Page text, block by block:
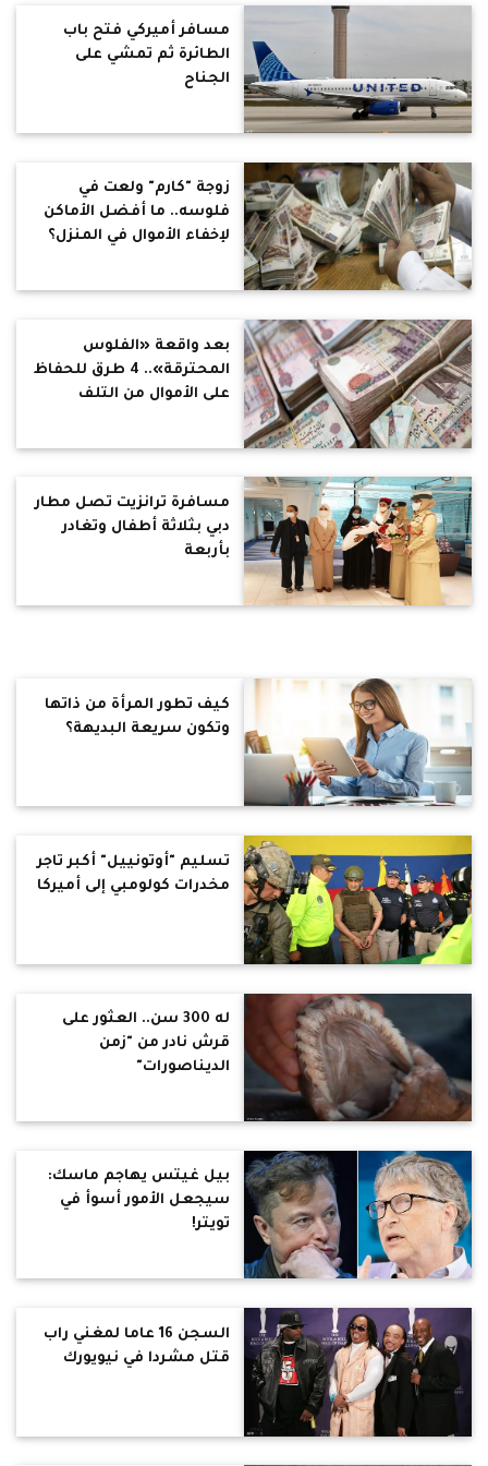
مسافر أميركي فتح باب
الطائرة ثم تمشي على
الجناح
زوجة "كارم" ولعت في
فلوسه.. ما أفضل الأماكن
لإخفاء الأموال في المنزل؟
بعد واقعة «الفلوس
المحترقة».. 4 طرق للحفاظ
على الأموال من التلف
مسافرة ترانزيت تصل مطار
دبي بثلاثة أطفال وتغادر
بأربعة
كيف تطور المرأة من ذاتها
وتكون سريعة البديهة؟
تسليم "أوتونييل" أكبر تاجر
مخدرات كولومبي إلى أميركا
له 300 سن.. العثور على
قرش نادر من "زمن
الديناصورات"
بيل غيتس يهاجم ماسك:
سيجعل الأمور أسوأ في
تويتر!
السجن 16 عاما لمغني راب
قتل مشردا في نيويورك